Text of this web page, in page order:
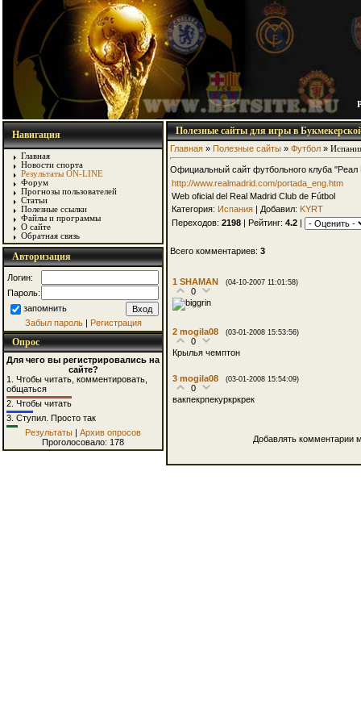
Навигация
Главная
Новости спорта
Результаты ON-LINE
Форум
Прогнозы пользователей
Статьи
Полезные ссылки
Файлы и программы
О сайте
Обратная связь
Авторизация
Логин:
Пароль:
запомнить
Забыл пароль| Регистрация
Опрос
Для чего вы регистрировались на
сайте?
1. Чтобы читать, комментировать,
общаться
2. Чтобы читать
3. Ступил. Просто так
Результаты | Архив опросов
Проголосовало: 178
Полезные сайты для игры в
Главная» Полезные сайты» Футбол»
Официальный сайт футбольного клуба "Реал
http://www.realmadrid.com/portada_eng.htm
Web oficial del Real Madrid Club de Fútbol
Категория: Испания| Добавил: KYRT
Переходов: 2198| Рейтинг: 4.2|
Всего комментариев: 3
1 SHAMAN (04-10-2007 11:01:58)
0
2 mogila08 (03-01-2008 15:53:56)
0
Крылья чемптон
3 mogila08 (03-01-2008 15:54:09)
0
вакпекрпекуркркрек
Добавлять комментарии